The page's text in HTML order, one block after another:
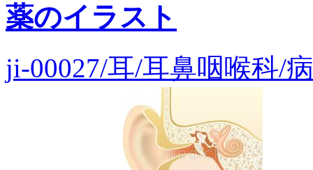
薬のイラスト
ji-00027/耳/耳鼻咽喉科/